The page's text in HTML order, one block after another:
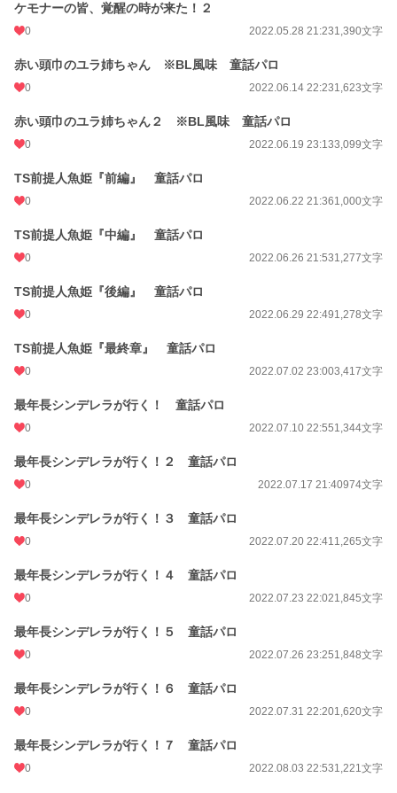
ケモナーの皆、覚醒の時が来た！２
0 2022.05.28 21:231,390文字
赤い頭巾のユラ姉ちゃん ※BL風味 童話パロ
0 2022.06.14 22:231,623文字
赤い頭巾のユラ姉ちゃん２ ※BL風味 童話パロ
0 2022.06.19 23:133,099文字
TS前提人魚姫『前編』 童話パロ
0 2022.06.22 21:361,000文字
TS前提人魚姫『中編』 童話パロ
0 2022.06.26 21:531,277文字
TS前提人魚姫『後編』 童話パロ
0 2022.06.29 22:491,278文字
TS前提人魚姫『最終章』 童話パロ
0 2022.07.02 23:003,417文字
最年長シンデレラが行く！ 童話パロ
0 2022.07.10 22:551,344文字
最年長シンデレラが行く！２ 童話パロ
0 2022.07.17 21:40974文字
最年長シンデレラが行く！３ 童話パロ
0 2022.07.20 22:411,265文字
最年長シンデレラが行く！４ 童話パロ
0 2022.07.23 22:021,845文字
最年長シンデレラが行く！５ 童話パロ
0 2022.07.26 23:251,848文字
最年長シンデレラが行く！６ 童話パロ
0 2022.07.31 22:201,620文字
最年長シンデレラが行く！７ 童話パロ
0 2022.08.03 22:531,221文字